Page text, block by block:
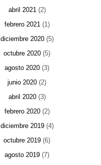
abril 2021(2)
febrero 2021(1)
diciembre 2020(5)
octubre 2020 (5)
agosto 2020 (3)
junio 2020 (2)
abril 2020(3)
febrero 2020(2)
diciembre 2019(4)
octubre 2019 (6)
agosto 2019 (7)